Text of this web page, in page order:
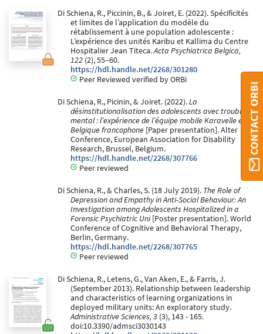
Di Schiena, R., Piccinin, B., & Joiret, E. (2022). Spécificités
et limites de l’application du modèle du
rétablissement à une population adolescente :
L’expérience des unités Karibu et Kallima du Centre
Hospitalier Jean Titeca.Acta Psychiatrica Belgica,
122 (2), 55–60.
https://hdl.handle.net/2268/301280
Peer Reviewed verified by ORBi
Di Schiena, R., Picinin, & Joiret. (2022).La
désinstitutionalisation des adolescents avec trouble
mental : l’expérience de l’équipe mobile Karavelle en
Belgique francophone [Paper presentation]. Alter
Conference, European Association for Disability
Research, Brussel, Belgium.
https://hdl.handle.net/2268/307766
Peer reviewed
Di Schiena, R., & Charles, S. (18 July 2019). The Role of
Depression and Empathy in Anti-Social Behaviour: An
Investigation among Adolescents Hospitalized in a
Forensic Psychiatric Uni[Poster presentation]. World
Conference of Cognitive and Behavioral Therapy,
Berlin, Germany.
https://hdl.handle.net/2268/307765
Peer reviewed
Di Schiena, R., Letens, G., Van Aken, E., & Farris, J.
(September 2013). Relationship between leadership
and characteristics of learning organizations in
deployed military units: An exploratory study.
Administrative Sciences, 3 (3), 143 - 165.
doi:10.3390/admsci3030143
CONTACT ORBI